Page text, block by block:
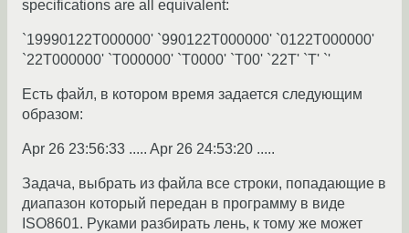
specifications are all equivalent:
`19990122T000000' `990122T000000' `0122T000000'
`22T000000' `T000000' `T0000' `T00' `22T' `T' `'
Есть файл, в котором время задается следующим
образом:
Apr 26 23:56:33 ..... Apr 26 24:53:20 .....
Задача, выбрать из файла все строки, попадающие в
диапазон который передан в программу в виде
ISO8601. Руками разбирать лень, к тому же может